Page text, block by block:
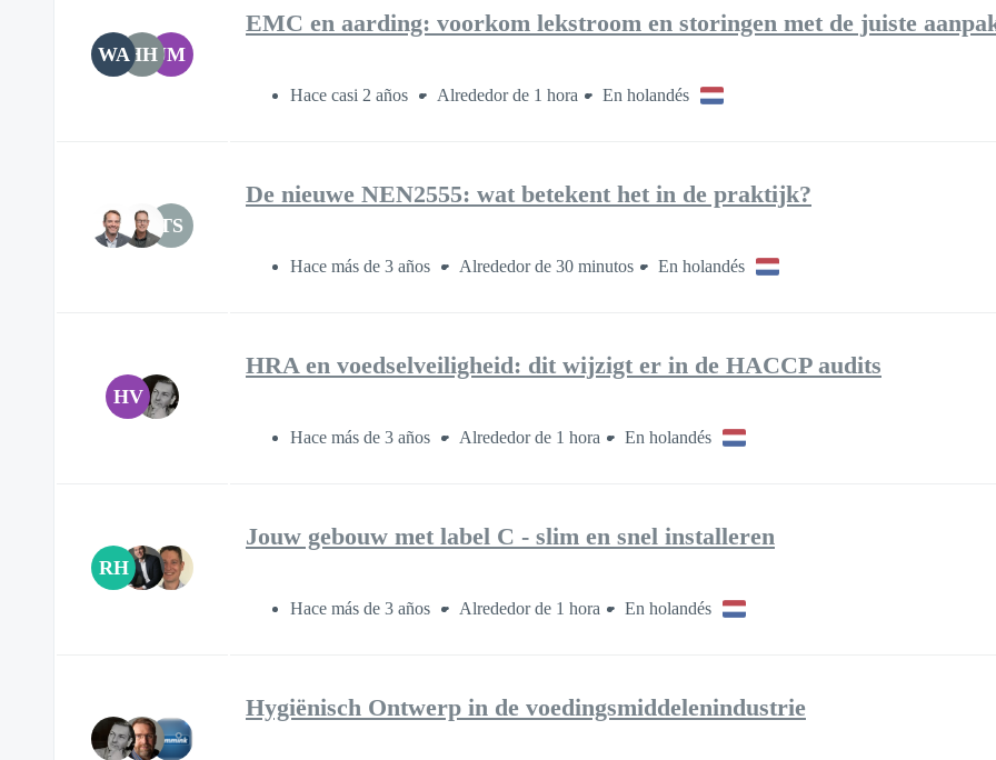
WAHHJM
EMC en aarding: voorkom lekstroom en storingen met de juiste
Hace casi 2 años Alrededor de 1 hora En holandés
TS
De nieuwe NEN2555: wat betekent het in de praktijk?
Hace más de 3 años Alrededor de 30 minutos En holandés
HV
HRA en voedselveiligheid: dit wijzigt er in de HACCP audits
Hace más de 3 años Alrededor de 1 hora En holandés
RH
Jouw gebouw met label C - slim en snel installeren
Hace más de 3 años Alrededor de 1 hora En holandés
Hygiënisch Ontwerp in de voedingsmiddelenindustrie